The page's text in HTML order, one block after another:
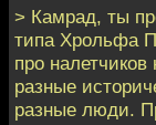
> Камрад, ты
типа Хрольфа
про
разные
разные люди.